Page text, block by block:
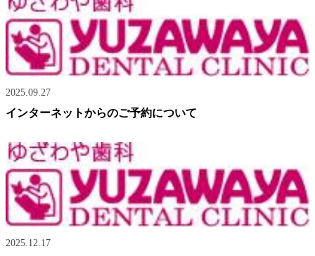
2025.09.27
インターネットからのご予約について
2025.12.17